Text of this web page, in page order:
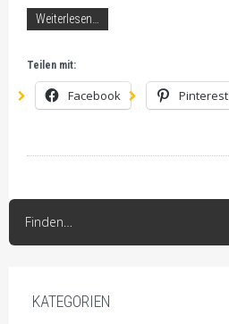
Weiterlesen…
Teilen mit:
Facebook Pinterest
Finden…
KATEGORIEN